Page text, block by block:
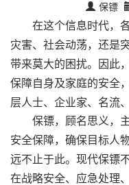
保镖
在这个信息时代，
灾害、社会动荡，还是
带来莫大的困扰。因此
保障自身及家庭的安全
层人士、企业家、名流
保镖，顾名思义，
安全保障，确保目标人
远不止于此。现代保镖
在战略安全、应急处理